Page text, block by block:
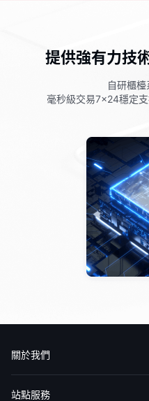
提供強有力技
自研櫃
毫秒級交易7×24穩定
關於我們
認識華盛
媒體報導
意見反饋
站點服務